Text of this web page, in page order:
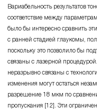
Вариабельность результатов
соответствие между
было бы интересно сравнить
с ранней стадией глаукомы,
поскольку это позволило бы
связаны с лазерной
неразрывно связаны с
изменения могут остаться
разрешение 18 мкм по
пропускания [12]. Эти